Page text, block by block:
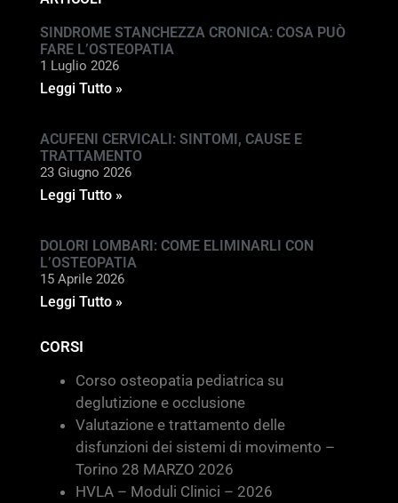
SINDROME STANCHEZZA CRONICA: COSA PUÒ
FARE L’OSTEOPATIA
1 Luglio 2026
Leggi Tutto »
ACUFENI CERVICALI: SINTOMI, CAUSE E
TRATTAMENTO
23 Giugno 2026
Leggi Tutto »
DOLORI LOMBARI: COME ELIMINARLI CON
L’OSTEOPATIA
15 Aprile 2026
Leggi Tutto »
CORSI
Corso osteopatia pediatrica su
deglutizione e occlusione
Valutazione e trattamento delle
disfunzioni dei sistemi di movimento –
Torino 28 MARZO 2026
HVLA – Moduli Clinici – 2026